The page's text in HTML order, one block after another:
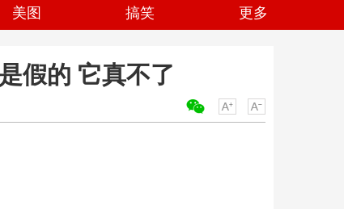
美图 搞笑 更多
假的 它真不了